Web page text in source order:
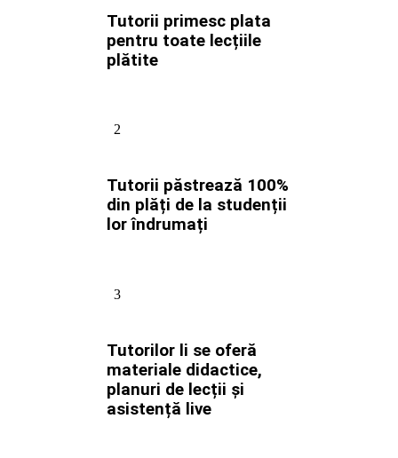
Tutorii primesc plata
pentru toate lecțiile
plătite
2
Tutorii păstrează 100%
din plăți de la studenții
lor îndrumați
3
Tutorilor li se oferă
materiale didactice,
planuri de lecții și
asistență live